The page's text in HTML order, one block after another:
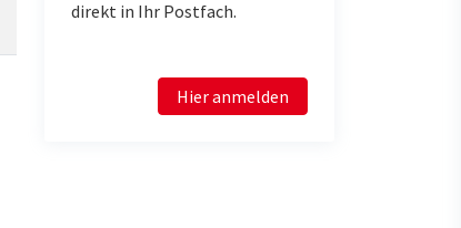
direkt in Ihr Postfach.
Hier anmelden